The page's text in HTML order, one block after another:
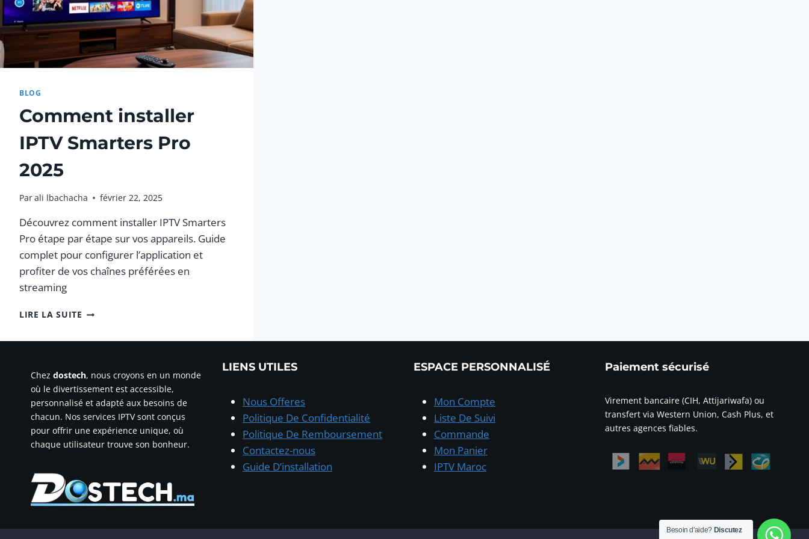
BLOG
Comment installer
IPTV Smarters Pro
2025
Parali lbachacha février 22, 2025
Découvrez comment installer IPTV Smarters
Pro étape par étape sur vos appareils. Guide
complet pour configurer l’application et
profiter de vos chaînes préférées en
streaming
LIRE LA SUITE COMMENT
2025
Chez dostech, nous croyons en un monde
où le divertissement est accessible,
personnalisé et adapté aux besoins de
chacun. Nos services IPTV sont conçus
pour offrir une expérience unique, où
chaque utilisateur trouve son bonheur.
LIENS UTILES
Nous Offeres
Politique De Confidentialité
Politique De Remboursement
Contactez-nous
Guide D’installation
ESPACE PERSONNALISÉ
Mon Compte
Liste De Suivi
Commande
Mon Panier
IPTV Maroc
Paiement sécurisé
Virement bancaire (CIH, Attijariwafa) ou
transfert via Western Union, Cash Plus, et
autres agences fiables.
Besoin d'aide? Discutez